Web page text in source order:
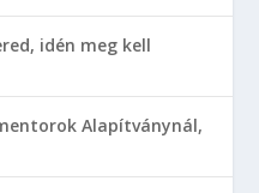
idén meg kell
Alapítványnál,